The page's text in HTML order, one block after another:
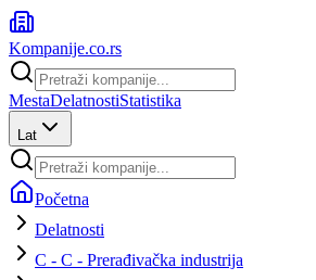
Kompanije.co.rs
MestaDelatnostiStatistika
Lat
Početna
Delatnosti
C - C - Prerađivačka industrija